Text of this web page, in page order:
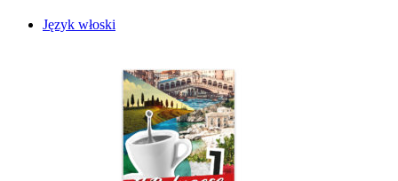
Język włoski